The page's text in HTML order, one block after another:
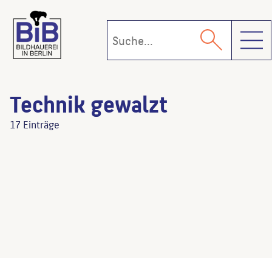
Technik gewalzt
17 Einträge